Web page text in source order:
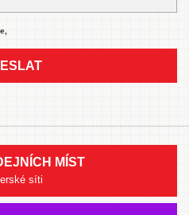
MÍST
síti